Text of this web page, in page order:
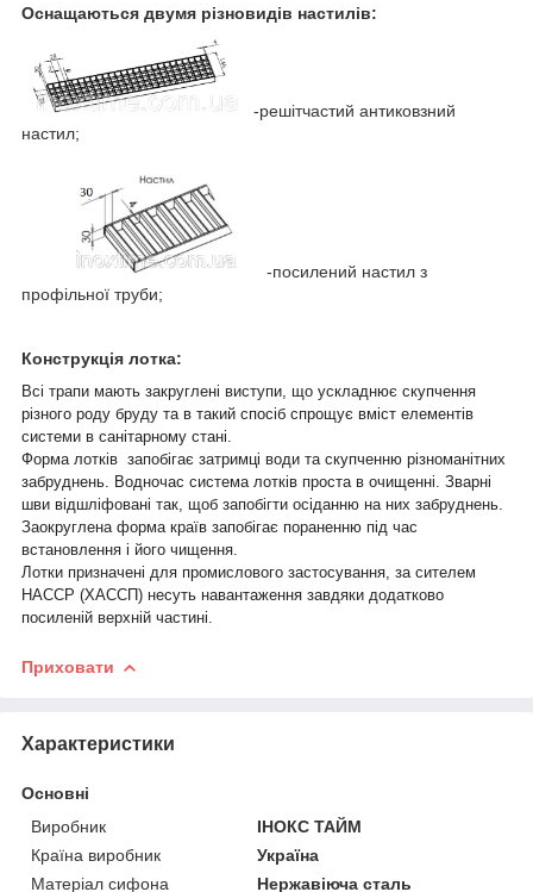
Оснащаються двумя різновидів настилів:
-решітчастий антиковзний
настил;
-посилений настил з
профільної труби;
Конструкція лотка:
Всі трапи мають закруглені виступи, що ускладнює скупчення
різного роду бруду та в такий спосіб спрощує вміст елементів
системи в санітарному стані.
Форма лотків запобігає затримці води та скупченню різноманітних
забруднень. Водночас система лотків проста в очищенні. Зварні
шви відшліфовані так, щоб запобігти осіданню на них забруднень.
Заокруглена форма країв запобігає пораненню під час
встановлення і його чищення.
Лотки призначені для промислового застосування, за сителем
НАССР (ХАССП) несуть навантаження завдяки додатково
посиленій верхній частині.
Приховати
Характеристики
Основні
Виробник
ІНОКС ТАЙМ
Країна виробник
Україна
Матеріал сифона
Нержавіюча сталь